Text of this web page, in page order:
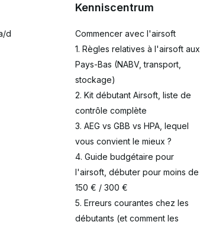
d
Kenniscentrum
Commencer avec l'airsoft
1. Règles relatives à l'airsoft aux
Pays-Bas (NABV, transport,
stockage)
2. Kit débutant Airsoft, liste de
contrôle complète
3. AEG vs GBB vs HPA, lequel
vous convient le mieux ?
4. Guide budgétaire pour
l'airsoft, débuter pour moins de
150 € / 300 €
5. Erreurs courantes chez les
débutants (et comment les